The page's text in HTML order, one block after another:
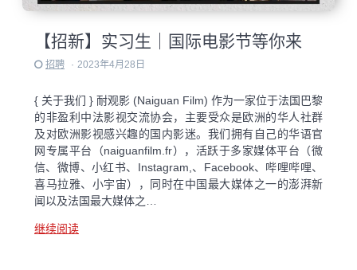
【招新】实习生｜国际电影节等你来
招聘 · 2023年4月28日
{ 关于我们 } 耐观影 (Naiguan Film) 作为一家位于法国巴黎
的非盈利中法影视交流协会，主要受众是欧洲的华人社群
及对欧洲影视感兴趣的国内影迷。我们拥有自己的华语官
网专属平台（naiguanfilm.fr），活跃于多家媒体平台（微
信、微博、小红书、Instagram,、Facebook、哔哩哔哩、
喜马拉雅、小宇宙），同时在中国最大媒体之一的澎湃新
闻以及法国最大媒体之…
继续阅读